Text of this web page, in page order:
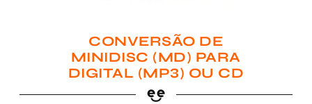
CONVERSÃO DE
MINIDISC (MD) PARA
DIGITAL (MP3) OU CD